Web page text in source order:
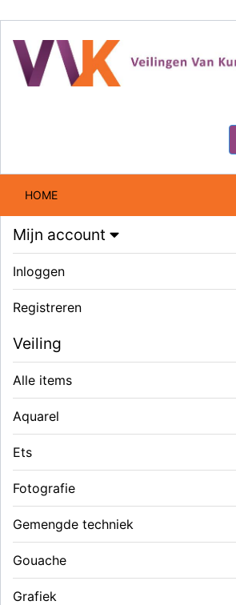
HOME
Mijn account
Inloggen
Registreren
Veiling
Alle items
Aquarel
Ets
Fotografie
Gemengde techniek
Gouache
Grafiek